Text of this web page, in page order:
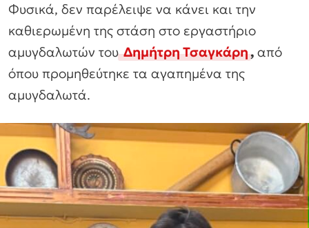
Φυσικά, δεν παρέλειψε να κάνει και την
καθιερωμένη της στάση στο εργαστήριο
αμυγδαλωτών τουΔημήτρη Τσαγκάρη, από
όπου προμηθεύτηκε τα αγαπημένα της
αμυγδαλωτά.